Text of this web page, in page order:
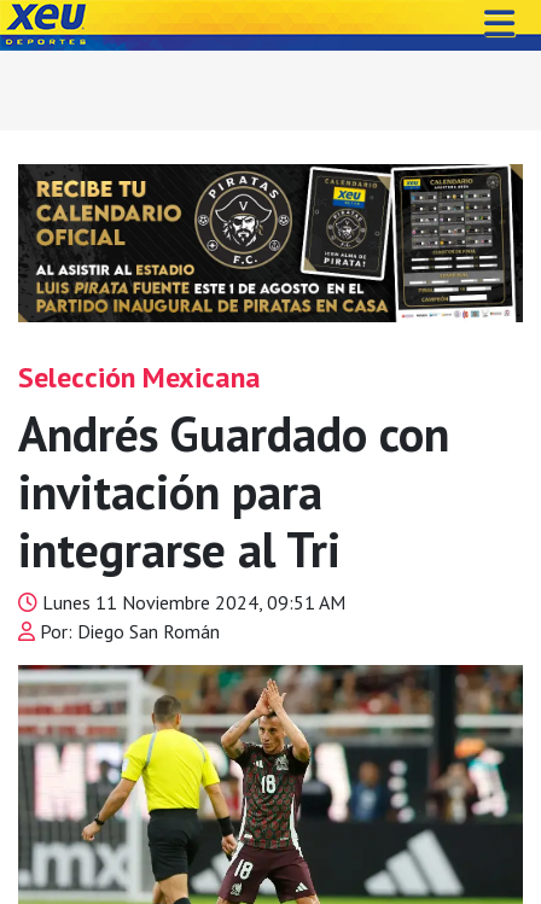
Selección Mexicana
Andrés Guardado con
invitación para
integrarse al Tri
Lunes 11 Noviembre 2024, 09:51 AM
Por: Diego San Román